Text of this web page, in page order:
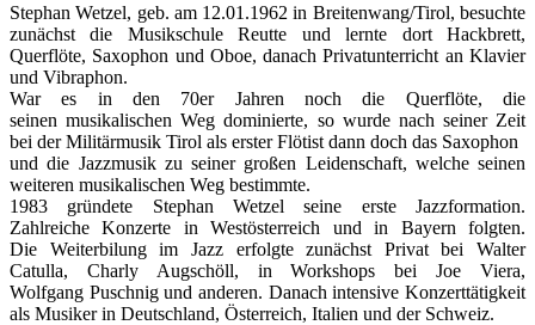
Stephan Wetzel, geb. am 12.01.1962 in Breitenwang/Tirol, besuchte
zunächst die Musikschule Reutte und lernte dort Hackbrett,
Querflöte, Saxophon und Oboe, danach Privatunterricht an Klavier
und Vibraphon.
War es in den 70er Jahren noch die Querflöte, die
seinen musikalischen Weg dominierte, so wurde nach seiner Zeit
bei der Militärmusik Tirol als erster Flötist dann doch das Saxophon
und die Jazzmusik zu seiner großen Leidenschaft, welche seinen
weiteren musikalischen Weg bestimmte.
1983 gründete Stephan Wetzel seine erste Jazzformation.
Zahlreiche Konzerte in Westösterreich und in Bayern folgten.
Die Weiterbilung im Jazz erfolgte zunächst Privat bei Walter
Catulla, Charly Augschöll, in Workshops bei Joe Viera,
Wolfgang Puschnig und anderen. Danach intensive Konzerttätigkeit
als Musiker in Deutschland, Österreich, Italien und der Schweiz.